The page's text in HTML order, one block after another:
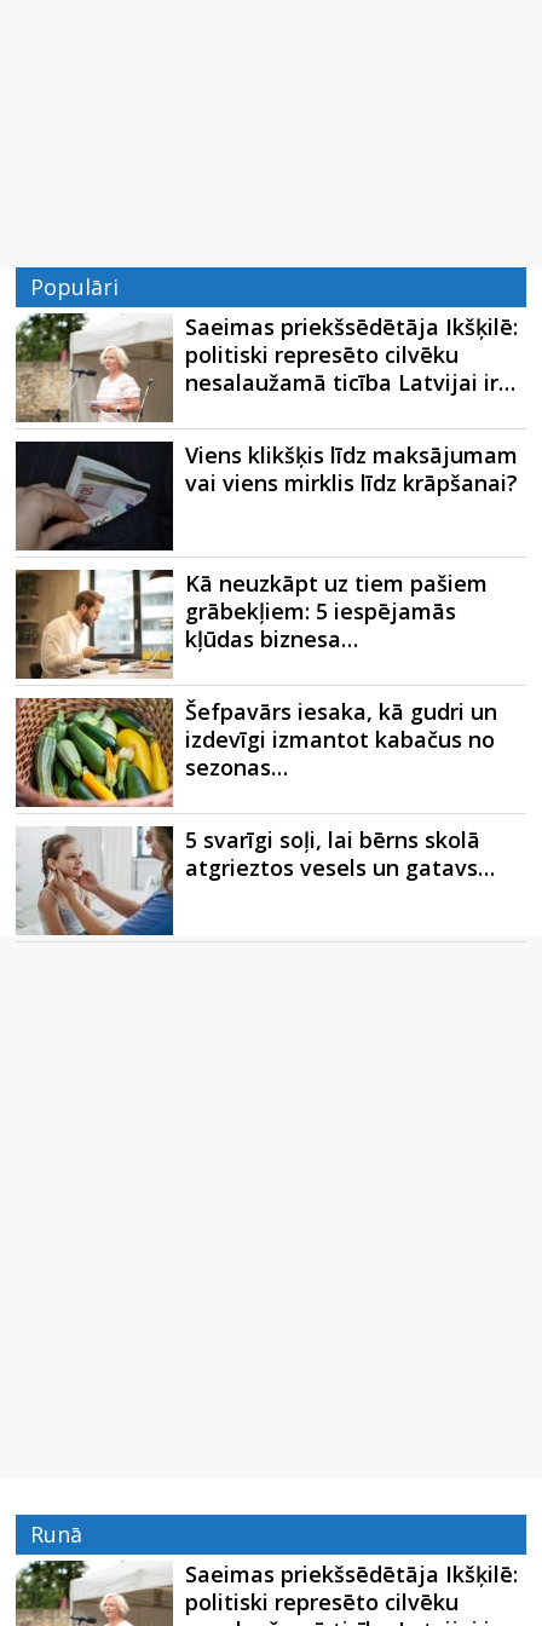
Populāri
Saeimas priekšsēdētāja Ikšķilē:
politiski represēto cilvēku
nesalaužamā ticība Latvijai ir…
Viens klikšķis līdz maksājumam
vai viens mirklis līdz krāpšanai?
Kā neuzkāpt uz tiem pašiem
grābekļiem: 5 iespējamās
kļūdas biznesa…
Šefpavārs iesaka, kā gudri un
izdevīgi izmantot kabačus no
sezonas…
5 svarīgi soļi, lai bērns skolā
atgrieztos vesels un gatavs…
Runā
Saeimas priekšsēdētāja Ikšķilē:
politiski represēto cilvēku